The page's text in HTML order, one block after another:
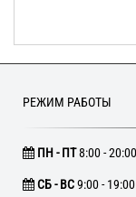
РЕЖИМ РАБОТЫ
ПН - ПТ8:00 - 20:00
CБ - ВС9:00 - 19:00